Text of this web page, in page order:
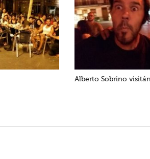
Alberto Sobrino